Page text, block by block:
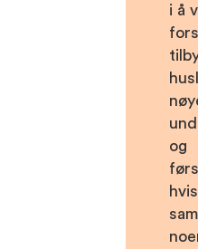
i å
og